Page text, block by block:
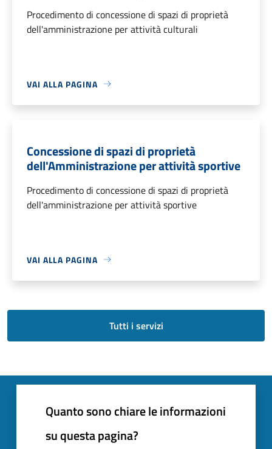
Procedimento di concessione di spazi di proprietà
dell'amministrazione per attività culturali
VAI ALLA PAGINA
Concessione di spazi di proprietà
dell'Amministrazione per attività sportive
Procedimento di concessione di spazi di proprietà
dell'amministrazione per attività sportive
VAI ALLA PAGINA
Tutti i servizi
Quanto sono chiare le informazioni
su questa pagina?